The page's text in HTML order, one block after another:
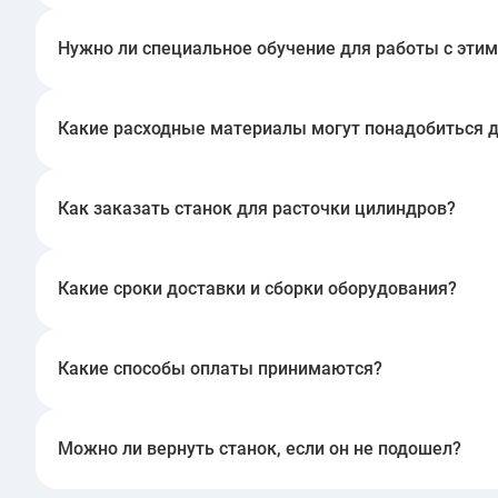
Нужно ли специальное обучение для работы с
Какие расходные материалы могут понадобиться
Как заказать станок для расточки цилиндров?
Какие сроки доставки и сборки оборудования?
Какие способы оплаты принимаются?
Можно ли вернуть станок, если он не подошел?